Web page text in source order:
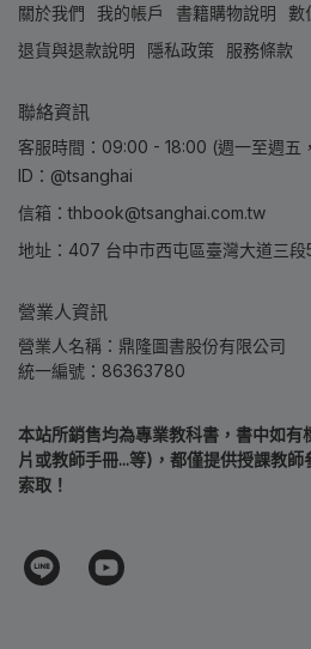
關於我們 我的帳戶 書籍購物說明
數
退貨與退款說明
隱私政策 服務條款
聯絡資訊
客服時間：09:00 - 18:00 (週一至週
ID：@tsanghai
信箱：thbook@tsanghai.com.tw
地址：407 台中市西屯區臺灣大道三段
營業人資訊
營業人名稱：鼎隆圖書股份有限公司
統一編號：86363780
本站所銷售均為專業教科書，書中如有
片或教師手冊...等)，都僅提供授課教
索取！